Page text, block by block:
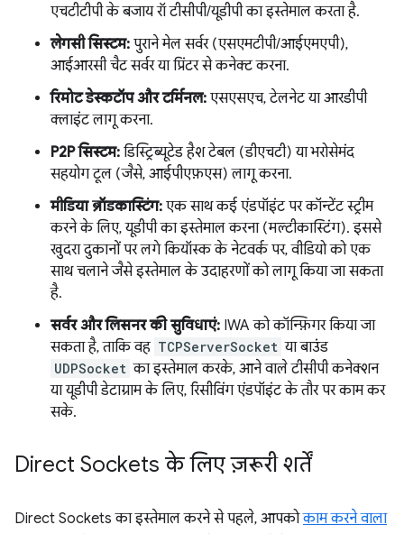
एचटीटीपी के बजाय रॉ टीसीपी/यूडीपी का इस्तेमाल करता है.
लेगसी सिस्टम: पुराने मेल सर्वर (एसएमटीपी/आईएमएपी),
आईआरसी चैट सर्वर या प्रिंटर से कनेक्ट करना.
रिमोट डेस्कटॉप और टर्मिनल: एसएसएच, टेलनेट या आरडीपी
क्लाइंट लागू करना.
P2P सिस्टम: डिस्ट्रिब्यूटेड हैश टेबल (डीएचटी) या भरोसेमंद
सहयोग टूल (जैसे, आईपीएफ़एस) लागू करना.
मीडिया ब्रॉडकास्टिंग: एक साथ कई एंडपॉइंट पर कॉन्टेंट स्ट्रीम
करने के लिए, यूडीपी का इस्तेमाल करना (मल्टीकास्टिंग). इससे
खुदरा दुकानों पर लगे कियॉस्क के नेटवर्क पर, वीडियो को एक
साथ चलाने जैसे इस्तेमाल के उदाहरणों को लागू किया जा सकता
है.
सर्वर और लिसनर की सुविधाएं: IWA को कॉन्फ़िगर किया जा
सकता है, ताकि वह TCPServerSocket या बाउंड
UDPSocket का इस्तेमाल करके, आने वाले टीसीपी कनेक्शन
या यूडीपी डेटाग्राम के लिए, रिसीविंग एंडपॉइंट के तौर पर काम कर
सके.
Direct Sockets के लिए ज़रूरी शर्तें
Direct Sockets का इस्तेमाल करने से पहले, आपकोकाम करने वाला